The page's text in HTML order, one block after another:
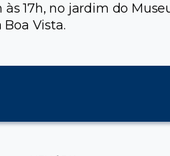
17h, no jardim do
Vista.